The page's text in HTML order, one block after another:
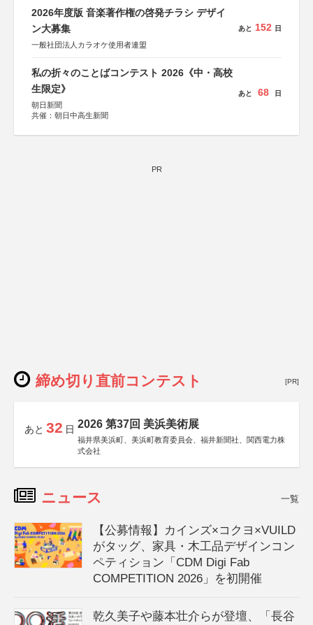
2026年度版 音楽著作権の啓発チラシ デザイ
ン大募集
一般社団法人カラオケ使用者連盟
あと 152 日
私の折々のことばコンテスト 2026《中・高校
生限定》
朝日新聞
共催：朝日中高生新聞
あと 68 日
PR
締め切り直前コンテスト [PR]
あと 32 日 2026 第37回 美浜美術展
福井県美浜町、美浜町教育委員会、福井新聞社、関西電力株
式会社
ニュース 一覧
【公募情報】カインズ×コクヨ×VUILD
がタッグ、家具・木工品デザインコン
ペティション「CDM Digi Fab
COMPETITION 2026」を初開催
乾久美子や藤本壮介らが登壇、「長谷